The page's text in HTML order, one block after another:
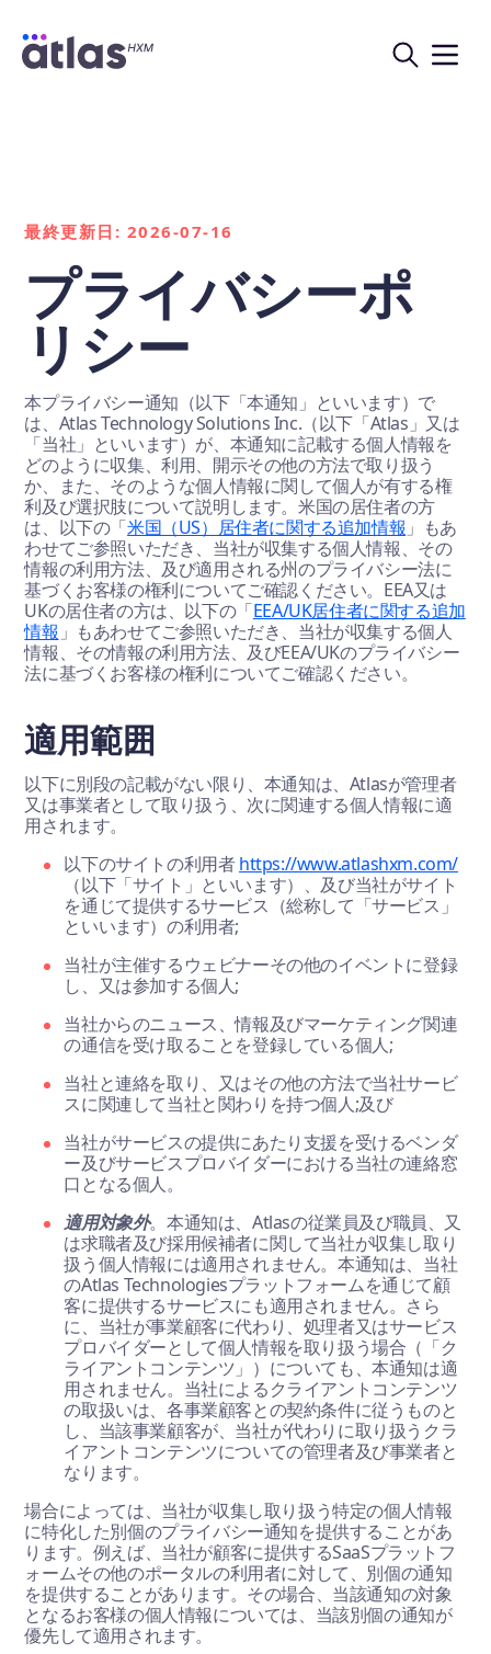
最終更新日: 2026-07-16
プライバシーポ
リシー
本プライバシー通知（以下「本通知」といいます）で
は、Atlas Technology Solutions Inc.（以下「Atlas」又は
「当社」といいます）が、本通知に記載する個人情報を
どのように収集、利用、開示その他の方法で取り扱う
か、また、そのような個人情報に関して個人が有する権
利及び選択肢について説明します。米国の居住者の方
は、以下の「米国（US）居住者に関する追加情報 」もあ
わせてご参照いただき、当社が収集する個人情報、その
情報の利用方法、及び適用される州のプライバシー法に
基づくお客様の権利についてご確認ください。EEA又は
UKの居住者の方は、以下の「EEA/UK居住者に関する追加
情報 」もあわせてご参照いただき、当社が収集する個人
情報、その情報の利用方法、及びEEA/UKのプライバシー
法に基づくお客様の権利についてご確認ください。
適用範囲
以下に別段の記載がない限り、本通知は、Atlasが管理者
又は事業者として取り扱う、次に関連する個人情報に適
用されます。
以下のサイトの利用者https://www.atlashxm.com/
（以下「サイト」といいます）、及び当社がサイト
を通じて提供するサービス（総称して「サービス」
といいます）の利用者;
当社が主催するウェビナーその他のイベントに登録
し、又は参加する個人;
当社からのニュース、情報及びマーケティング関連
の通信を受け取ることを登録している個人;
当社と連絡を取り、又はその他の方法で当社サービ
スに関連して当社と関わりを持つ個人;及び
当社がサービスの提供にあたり支援を受けるベンダ
ー及びサービスプロバイダーにおける当社の連絡窓
口となる個人。
適用対象外。本通知は、Atlasの従業員及び職員、又
は求職者及び採用候補者に関して当社が収集し取り
扱う個人情報には適用されません。本通知は、当社
のAtlas Technologiesプラットフォームを通じて顧
客に提供するサービスにも適用されません。さら
に、当社が事業顧客に代わり、処理者又はサービス
プロバイダーとして個人情報を取り扱う場合（「ク
ライアントコンテンツ」）についても、本通知は適
用されません。当社によるクライアントコンテンツ
の取扱いは、各事業顧客との契約条件に従うものと
し、当該事業顧客が、当社が代わりに取り扱うクラ
イアントコンテンツについての管理者及び事業者と
なります。
場合によっては、当社が収集し取り扱う特定の個人情報
に特化した別個のプライバシー通知を提供することがあ
ります。例えば、当社が顧客に提供するSaaSプラットフ
ォームその他のポータルの利用者に対して、別個の通知
を提供することがあります。その場合、当該通知の対象
となるお客様の個人情報については、当該別個の通知が
優先して適用されます。